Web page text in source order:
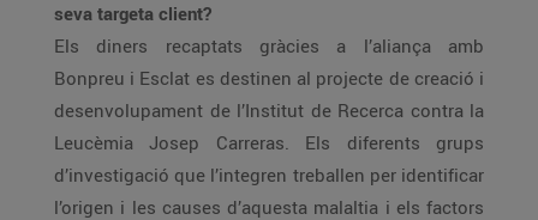
seva targeta client?
Els diners recaptats gràcies a l’aliança amb
Bonpreu i Esclat es destinen al projecte de creació i
desenvolupament de l’Institut de Recerca contra la
Leucèmia Josep Carreras. Els diferents grups
d’investigació que l’integren treballen per identificar
l’origen i les causes d’aquesta malaltia i els factors